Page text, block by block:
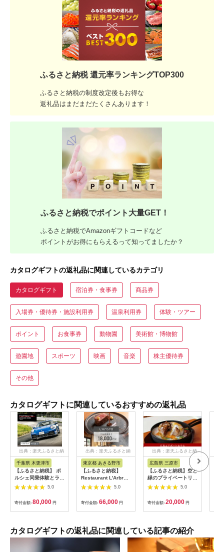
ふるさと納税 還元率ランキングTOP300
ふるさと納税の制度改定後もお得な
返礼品はまだまだたくさんあります！
ふるさと納税でポイント大量GET！
ふるさと納税でAmazonギフトコードなど
ポイントがお得にもらえるって知ってましたか？
カタログギフトの返礼品に関連しているカテゴリ
カタログギフト 宿泊券・食事券 商品券
入場券・優待券・施設利用券 温泉利用券 体験・ツアー
ポイント お食事券 動物園 美術館・博物館
遊園地 スポーツ 映画 音楽 株主優待券
その他
カタログギフトに関連しているおすすめの返礼品
出典：楽天ふるさと納
税
千葉県 木更津市
【ふるさと納税】 ポ
ルシェ同乗体験とラン
チ ペアチケット
（911カレラ）KE008
5.0
寄付金額: 80,000 円
出典：楽天ふるさと納
税
東京都 あきる野市
【ふるさと納税】
Restaurant L'Arbre
でお使いいただけるお
食事券 18,000円分
【ラルブル】
【1505144】
5.0
寄付金額: 66,000 円
出典：楽天ふるさと納
広島県 三原市
【ふるさと納税】空と
緑のプライベートリゾ
ートレストラン券5，
000点分 008005
5.0
寄付金額: 20,000 円
カタログギフトの返礼品に関連している記事の紹介